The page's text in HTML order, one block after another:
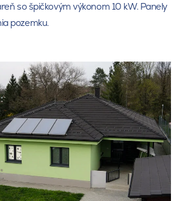
so špičkovým výkonom 10 kW. Panely
pozemku.